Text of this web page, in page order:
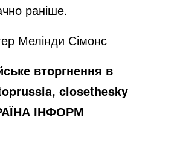
раніше.
Мелінди Сімонс
вторгнення в
closethesky
ІНФОРМ